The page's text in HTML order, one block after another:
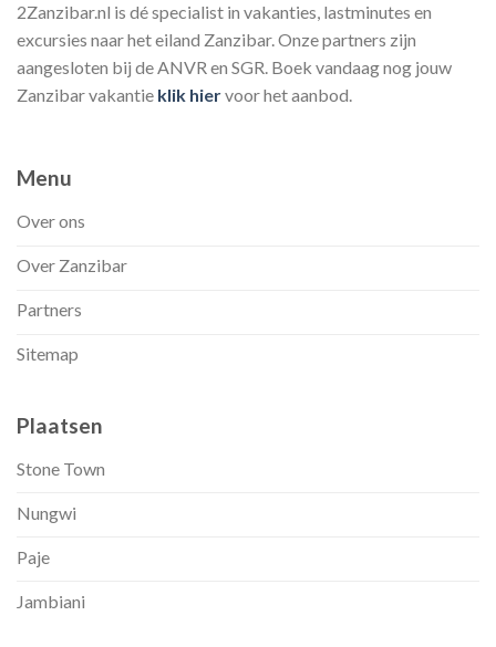
2Zanzibar.nl is dé specialist in vakanties, lastminutes en
excursies naar het eiland Zanzibar. Onze partners zijn
aangesloten bij de ANVR en SGR. Boek vandaag nog jouw
Zanzibar vakantie klik hiervoor het aanbod.
Menu
Over ons
Over Zanzibar
Partners
Sitemap
Plaatsen
Stone Town
Nungwi
Paje
Jambiani